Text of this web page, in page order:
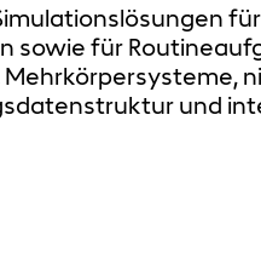
sowie für
und